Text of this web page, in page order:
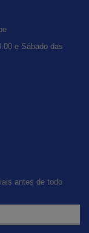
e Sábado das
antes de todo